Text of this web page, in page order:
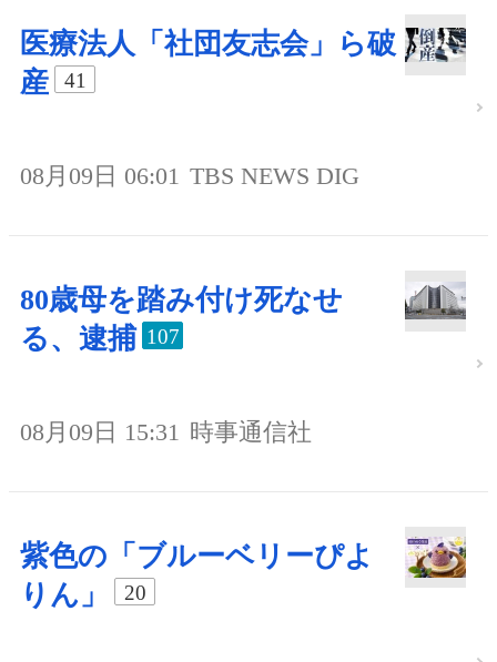
医療法人「社団友志会」ら破
産
41
08月09日 06:01 TBS NEWS DIG
80歳母を踏み付け死なせ
る、逮捕 107
08月09日 15:31 時事通信社
紫色の「ブルーベリーぴよ
りん」
20